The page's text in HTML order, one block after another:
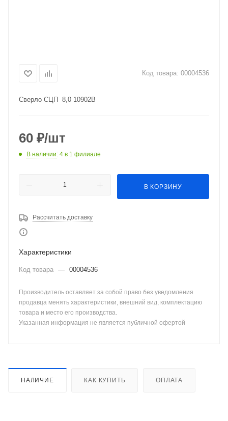
Код товара: 00004536
Сверло СЦП 8,0 10902В
60 ₽/шт
В наличии: 4 в 1 филиале
В КОРЗИНУ
Рассчитать доставку
Характеристики
Код товара — 00004536
Производитель оставляет за собой право без уведомления
продавца менять характеристики, внешний вид, комплектацию
товара и место его производства.
Указанная информация не является публичной офертой
НАЛИЧИЕ КАК КУПИТЬ ОПЛАТА